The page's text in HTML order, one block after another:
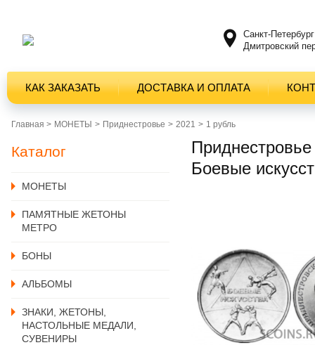
Санкт-Петербург
Дмитровский
КАК ЗАКАЗАТЬ ДОСТАВКА И ОПЛАТА
Главная > MОНЕТЫ Приднестровье 2021 1 рубль
Каталог
MОНЕТЫ
ПАМЯТНЫЕ ЖЕТОНЫ
МЕТРО
БОНЫ
АЛЬБОМЫ
ЗНАКИ, ЖЕТОНЫ,
НАСТОЛЬНЫЕ МЕДАЛИ,
СУВЕНИРЫ
Боевые